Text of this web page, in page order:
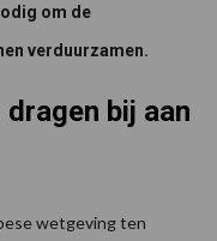
om de
verduurzamen.
bij aan
wetgeving ten